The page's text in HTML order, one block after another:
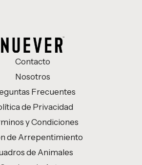
Contacto
Nosotros
Frecuentes
de Privacidad
y Condiciones
de Arrepentimiento
de Animales